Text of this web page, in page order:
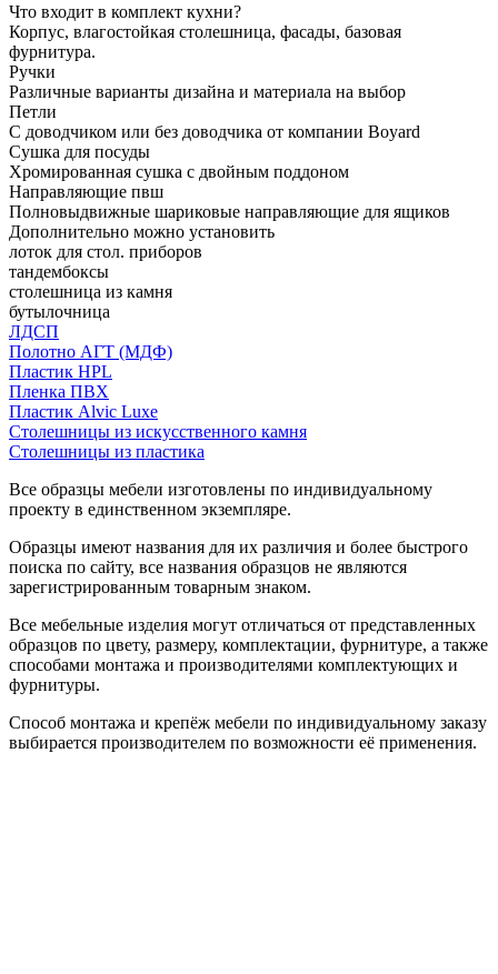
Что входит в комплект кухни?
Корпус, влагостойкая столешница, фасады, базовая
фурнитура.
Ручки
Различные варианты дизайна и материала на выбор
Петли
С доводчиком или без доводчика от компании Boyard
Сушка для посуды
Хромированная сушка с двойным поддоном
Направляющие пвш
Полновыдвижные шариковые направляющие для ящиков
Дополнительно можно установить
лоток для стол. приборов
тандембоксы
столешница из камня
бутылочница
ЛДСП
Полотно АГТ (МДФ)
Пластик HPL
Пленка ПВХ
Пластик Alvic Luxe
Столешницы из искусственного камня
Столешницы из пластика
Все образцы мебели изготовлены по индивидуальному
проекту в единственном экземпляре.
Образцы имеют названия для их различия и более быстрого
поиска по сайту, все названия образцов не являются
зарегистрированным товарным знаком.
Все мебельные изделия могут отличаться от представленных
образцов по цвету, размеру, комплектации, фурнитуре, а также
способами монтажа и производителями комплектующих и
фурнитуры.
Способ монтажа и крепёж мебели по индивидуальному заказу
выбирается производителем по возможности её применения.